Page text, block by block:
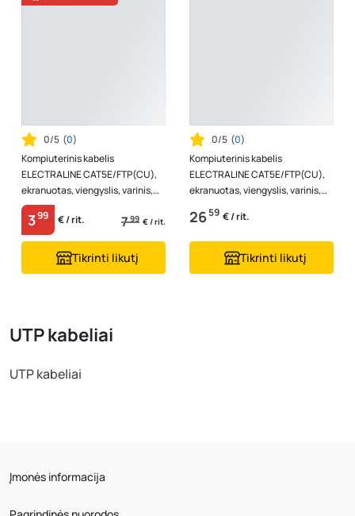
0/5 (0)
Kompiuterinis kabelis
ELECTRALINE CAT5E/FTP(CU),
ekranuotas, viengyslis, varinis,
pilkos spalvos, 14207, (rul 10m)
399 € / rit. 799 € / rit.
Tikrinti likutį
0/5 (0)
Kompiuterinis kabelis
ELECTRALINE CAT5E/FTP(CU),
ekranuotas, viengyslis, varinis,
pilkos spalvos, 14205, (rul 50m)
2659 € / rit.
Tikrinti likutį
UTP kabeliai
UTP kabeliai
Įmonės informacija